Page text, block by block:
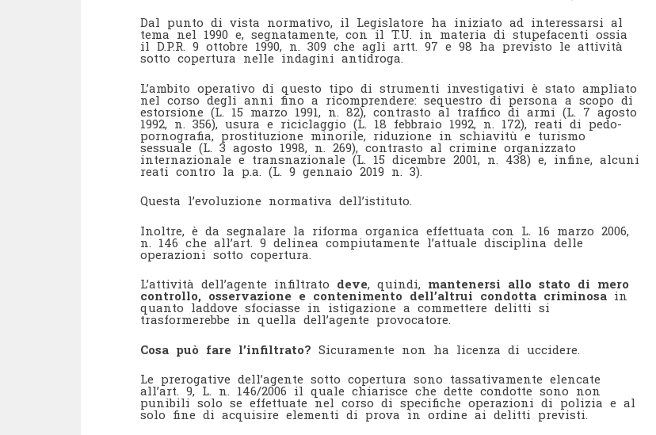
Dal punto di vista normativo, il Legislatore ha iniziato ad interessarsi al
tema nel 1990 e, segnatamente, con il T.U. in materia di stupefacenti ossia
il D.P.R. 9 ottobre 1990, n. 309 che agli artt. 97 e 98 ha previsto le attività
sotto copertura nelle indagini antidroga.
L’ambito operativo di questo tipo di strumenti investigativi è stato ampliato
nel corso degli anni fino a ricomprendere: sequestro di persona a scopo di
estorsione (L. 15 marzo 1991, n. 82), contrasto al traffico di armi (L. 7 agosto
1992, n. 356), usura e riciclaggio (L. 18 febbraio 1992, n. 172), reati di pedo-
pornografia, prostituzione minorile, riduzione in schiavitù e turismo
sessuale (L. 3 agosto 1998, n. 269), contrasto al crimine organizzato
internazionale e transnazionale (L. 15 dicembre 2001, n. 438) e, infine, alcuni
reati contro la p.a. (L. 9 gennaio 2019 n. 3).
Questa l’evoluzione normativa dell’istituto.
Inoltre, è da segnalare la riforma organica effettuata con L. 16 marzo 2006,
n. 146 che all’art. 9 delinea compiutamente l’attuale disciplina delle
operazioni sotto copertura.
L’attività dell’agente infiltrato deve, quindi, mantenersi allo stato di mero
controllo, osservazione e contenimento dell’altrui condotta criminosa in
quanto laddove sfociasse in istigazione a commettere delitti si
trasformerebbe in quella dell’agente provocatore.
Cosa può fare l’infiltrato? Sicuramente non ha licenza di uccidere.
Le prerogative dell’agente sotto copertura sono tassativamente elencate
all’art. 9, L. n. 146/2006 il quale chiarisce che dette condotte sono non
punibili solo se effettuate nel corso di specifiche operazioni di polizia e al
solo fine di acquisire elementi di prova in ordine ai delitti previsti.